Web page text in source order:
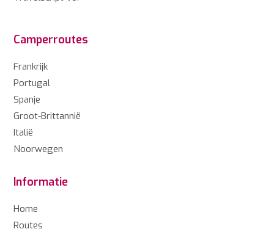
Camperroutes
Frankrijk
Portugal
Spanje
Groot-Brittannië
Italië
Noorwegen
Informatie
Home
Routes